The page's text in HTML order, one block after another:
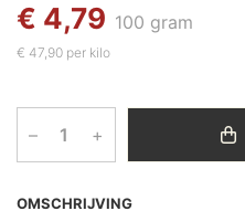
OMSCHRIJVING
€ 4,79 100 gram
€ 47,90 per kilo
– +